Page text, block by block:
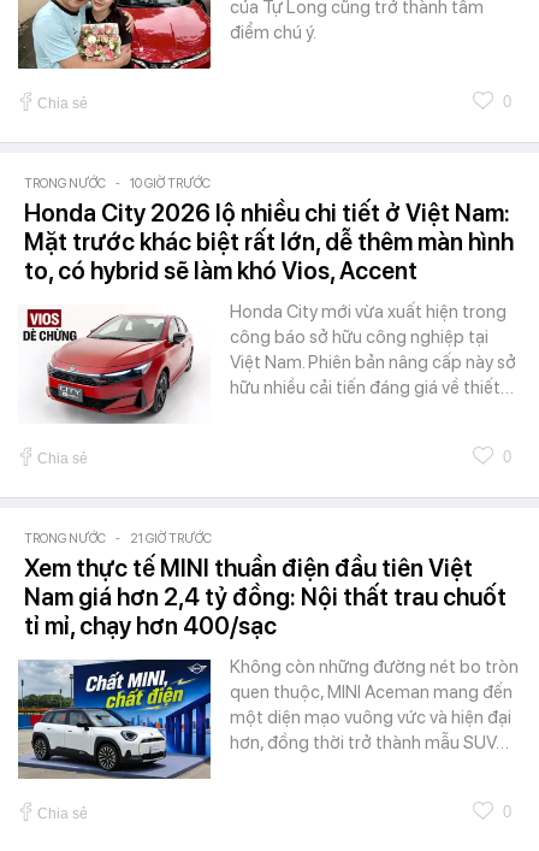
của Tự Long cũng trở thành tâm
điểm chú ý.
Chia sẻ 0
TRONG NƯỚC - 10 GIỜ TRƯỚC
Honda City 2026 lộ nhiều chi tiết ở Việt Nam:
Mặt trước khác biệt rất lớn, dễ thêm màn hình
to, có hybrid sẽ làm khó Vios, Accent
Honda City mới vừa xuất hiện trong
công báo sở hữu công nghiệp tại
Việt Nam. Phiên bản nâng cấp này sở
hữu nhiều cải tiến đáng giá về thiết…
Chia sẻ 0
TRONG NƯỚC - 21 GIỜ TRƯỚC
Xem thực tế MINI thuần điện đầu tiên Việt
Nam giá hơn 2,4 tỷ đồng: Nội thất trau chuốt
tỉ mỉ, chạy hơn 400/sạc
Không còn những đường nét bo tròn
quen thuộc, MINI Aceman mang đến
một diện mạo vuông vức và hiện đại
hơn, đồng thời trở thành mẫu SUV…
Chia sẻ 0